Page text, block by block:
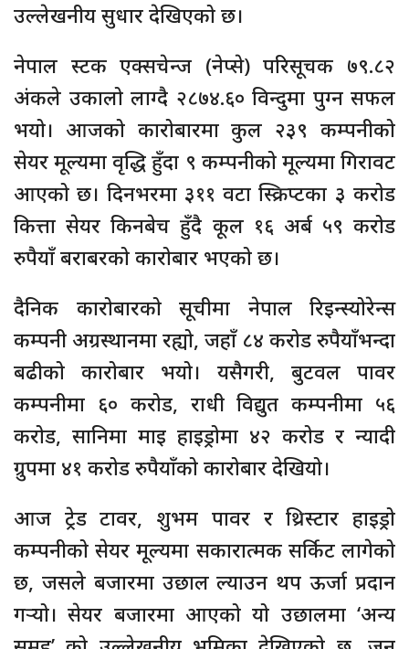
उल्लेखनीय सुधार देखिएको छ।
नेपाल स्टक एक्सचेन्ज (नेप्से) परिसूचक ७९.८२
अंकले उकालो लाग्दै २८७४.६० विन्दुमा पुग्न सफल
भयो। आजको कारोबारमा कुल २३९ कम्पनीको
सेयर मूल्यमा वृद्धि हुँदा ९ कम्पनीको मूल्यमा गिरावट
आएको छ। दिनभरमा ३११ वटा स्क्रिप्टका ३ करोड
कित्ता सेयर किनबेच हुँदै कूल १६ अर्ब ५९ करोड
रुपैयाँ बराबरको कारोबार भएको छ।
दैनिक कारोबारको सूचीमा नेपाल रिइन्स्योरेन्स
कम्पनी अग्रस्थानमा रह्यो, जहाँ ८४ करोड रुपैयाँभन्दा
बढीको कारोबार भयो। यसैगरी, बुटवल पावर
कम्पनीमा ६० करोड, राधी विद्युत कम्पनीमा ५६
करोड, सानिमा माइ हाइड्रोमा ४२ करोड र न्यादी
ग्रुपमा ४१ करोड रुपैयाँको कारोबार देखियो।
आज ट्रेड टावर, शुभम पावर र थ्रिस्टार हाइड्रो
कम्पनीको सेयर मूल्यमा सकारात्मक सर्किट लागेको
छ, जसले बजारमा उछाल ल्याउन थप ऊर्जा प्रदान
गर्‍यो। सेयर बजारमा आएको यो उछालमा ‘अन्य